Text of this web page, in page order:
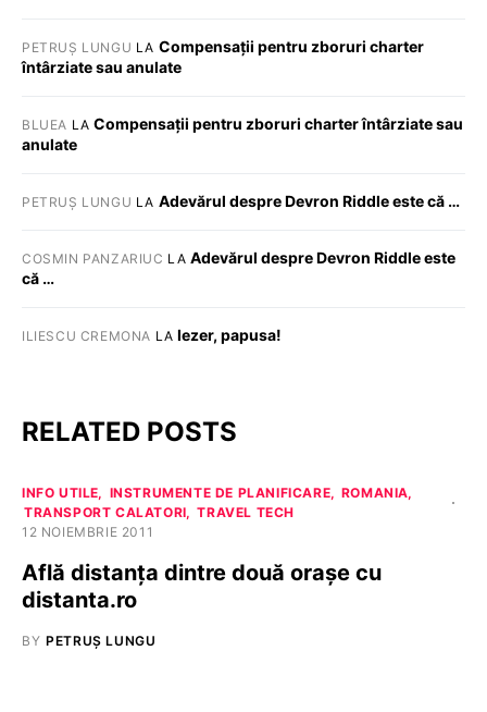
PETRUȘ LUNGU LA Compensații pentru zboruri charter
întârziate sau anulate
BLUEA LACompensații pentru zboruri charter întârziate sau
anulate
PETRUȘ LUNGU LA Adevărul despre Devron Riddle este că …
COSMIN PANZARIUC LA Adevărul despre Devron Riddle este
că …
ILIESCU CREMONA LA Iezer, papusa!
RELATED POSTS
INFO UTILE INSTRUMENTE DE PLANIFICARE
ROMANIA
TRANSPORT CALATORI
TRAVEL TECH
12 NOIEMBRIE 2011
Află distanța dintre două orașe cu
distanta.ro
BY PETRUȘ LUNGU